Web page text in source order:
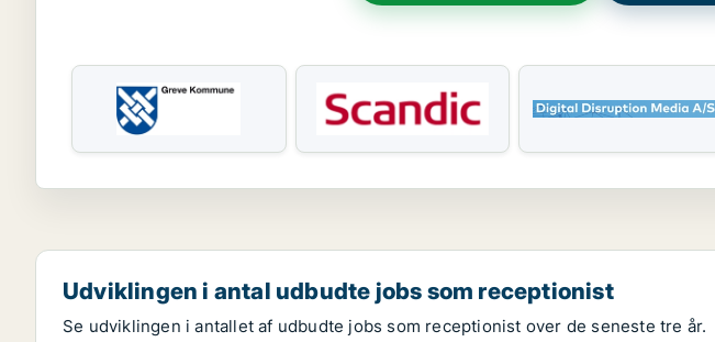
Udviklingen i antal udbudte jobs som receptionist
Se udviklingen i antallet af udbudte jobs som receptionist over de seneste tre år.